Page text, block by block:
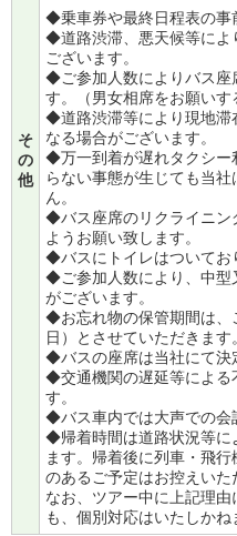
そ
の
他
◆乗車券や最終日程表の事
◆道路渋滞、悪天候等によ
ございます。
◆ご参加人数によりバス座
す。（男女相席をお願いす
◆道路渋滞等により現地滞
なる場合がございます。
◆万一到着が遅れタクシー
らない事態が生じても当
ん。
◆バス座席のリクライニン
ようお願い致します。
◆バスにトイレはついてお
◆ご参加人数により、中型
がございます。
◆お忘れ物の保管期間は、
日）とさせていただきま
◆バスの座席は当社にて決
◆交通機関の遅延等による
す。
◆バス車内では大声での会
◆帰着時間は道路状況等に
ます。帰着後に列車・飛
のあるご予定はお控えいた
なお、ツアー中に上記理
も、個別対応はいたしかね